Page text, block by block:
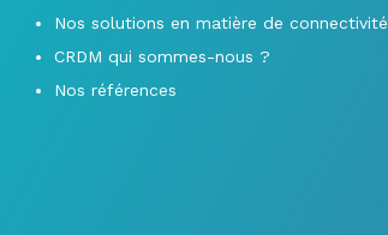
Nos solutions en matière de connectivité
CRDM qui sommes-nous ?
Nos références